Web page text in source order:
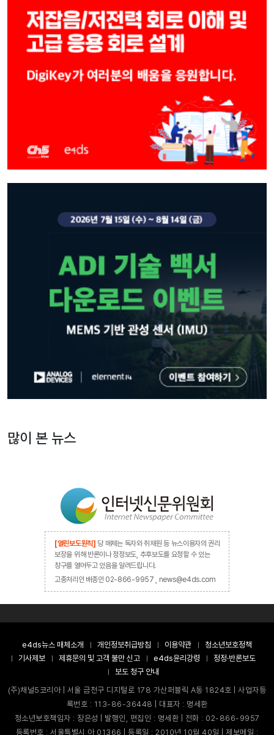
많이 본 뉴스
[열린보도원칙] 당 매체는 독자와 취재원 등 뉴스이용자의 권리
보장을 위해 반론이나 정정보도, 추후보도를 요청할 수 있는
창구를 열어두고 있음을 알려드립니다.
고충처리인 배종인 02-866-9957 , news@e4ds.com
e4ds뉴스 매체소개 개인정보취급방침 이용약관
청소년보호정책
기사제보
제휴문의 및 고객 불만 신고 e4ds윤리강령
정정·반론보도
보도 청구 안내
(주)채널5코리아 | 서울 금천구 디지털로 178 가산퍼블릭 A동 1824호 | 사업자등
록번호 : 113-86-36448 | 대표자 : 명세환
청소년보호책임자 : 장은성 | 발행인, 편집인 : 명세환 | 전화 : 02-866-9957
등록번호 : 서울특별시 아 01366 | 등록일 : 2010년 10월 40일 | 제보메일 :